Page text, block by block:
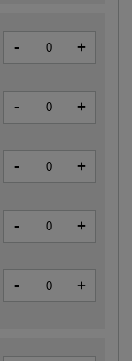
- +
- +
- +
- +
- +